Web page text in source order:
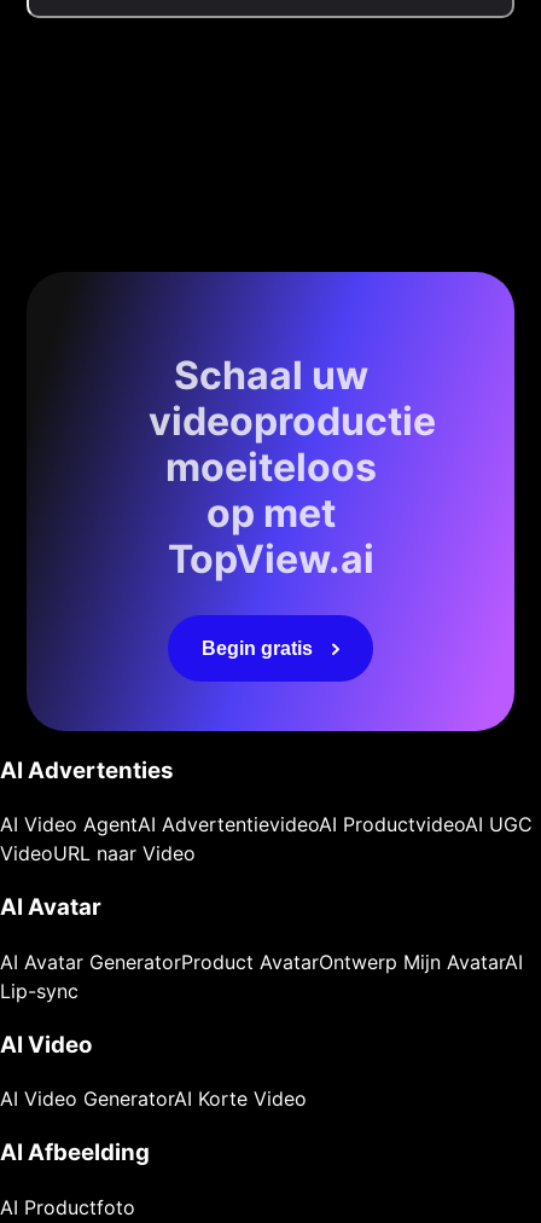
Schaal uw
videoproductie
moeiteloos
op met
TopView.ai
Begin gratis
AI Advertenties
AI Video AgentAI AdvertentievideoAI ProductvideoAI UGC
VideoURL naar Video
AI Avatar
AI Avatar GeneratorProduct AvatarOntwerp Mijn AvatarAI
Lip-sync
AI Video
AI Video GeneratorAI Korte Video
AI Afbeelding
AI Productfoto